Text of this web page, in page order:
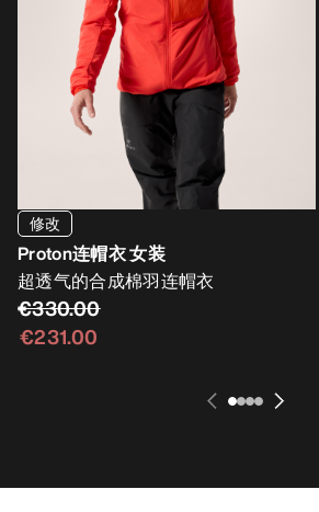
修改
Proton连帽衣 女装
超透气的合成棉羽连帽衣
€330.00
€231.00